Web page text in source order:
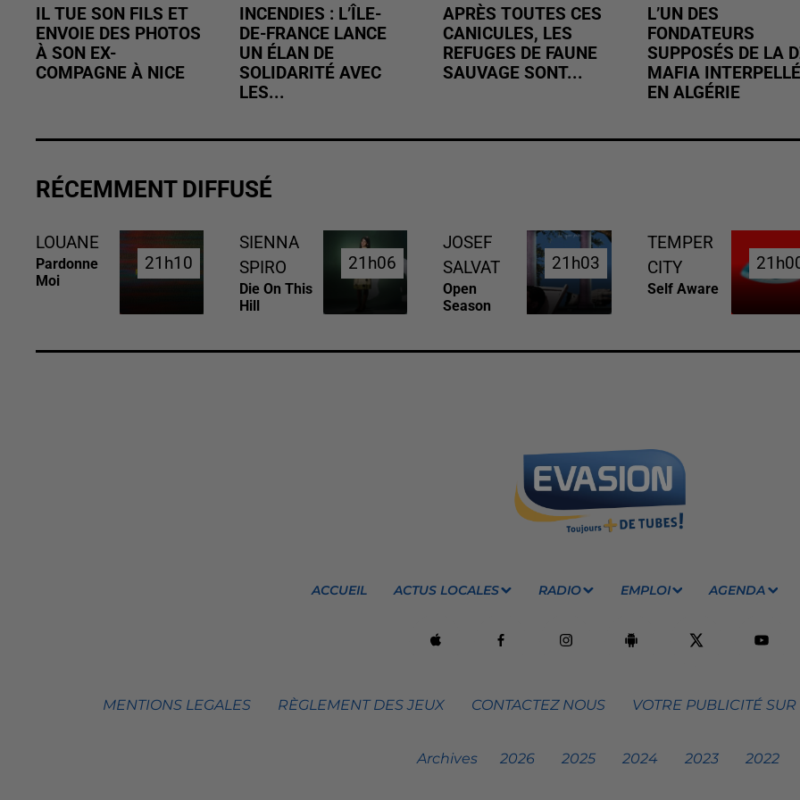
IL TUE SON FILS ET
ENVOIE DES PHOTOS
À SON EX-
COMPAGNE À NICE
INCENDIES : L’ÎLE-
DE-FRANCE LANCE
UN ÉLAN DE
SOLIDARITÉ AVEC
LES...
APRÈS TOUTES CES
CANICULES, LES
REFUGES DE FAUNE
SAUVAGE SONT...
L’UN DES
FONDATEURS
SUPPOSÉS DE LA
MAFIA INTERPELLÉ
EN ALGÉRIE
RÉCEMMENT DIFFUSÉ
LOUANE
Pardonne
Moi
21h10
21h10
SIENNA
SPIRO
Die On This
Hill
21h06
21h06
JOSEF
SALVAT
Open
Season
21h03
21h03
TEMPER
CITY
Self Aware
ACCUEIL ACTUS LOCALES RADIO EMPLOI AGENDA
MENTIONS LEGALES RÈGLEMENT DES JEUX CONTACTEZ NOUS VOTRE PUBLICITÉ
Archives 2026 2025 2024 2023 2022